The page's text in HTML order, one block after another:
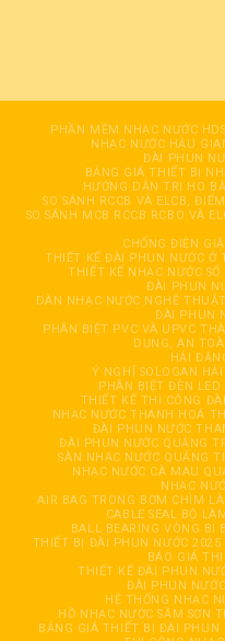
PHẦN MỀM NHẠC NƯỚC
NHẠC NƯỚC HẬU
ĐÀI PHUN
BẢNG GIÁ THIẾT BỊ
HƯỚNG DẪN TRỊ HO
SO SÁNH RCCB VÀ ELCB,
SO SÁNH MCB RCCB RCBO VÀ
CHỐNG ĐIỆN
THIẾT KẾ ĐÀI PHUN NƯỚC Ở
THIẾT KẾ NHẠC NƯỚC
ĐÀI PHUN
DÀN NHẠC NƯỚC NGHỆ
ĐÀI PHUN
PHÂN BIỆT PVC VÀ UPVC
DỤNG, AN
HẢI
Ý NGHĨ SOLOGAN
PHÂN BIỆT ĐÈN
THIẾT KẾ THI CÔNG
NHẠC NƯỚC THANH HOÁ
ĐÀI PHUN NƯỚC
ĐÀI PHUN NƯỚC QUẢNG
SÀN NHẠC NƯỚC QUẢNG
NHẠC NƯỚC CÀ MAU
NHẠC
AIR BAG TRONG BƠM CHÌM
CABLE SEAL BỘ
BALL BEARING VÒNG BI
THIẾT BỊ ĐÀI PHUN NƯỚC 2025
BÁO GIÁ
THIẾT KẾ ĐÀI PHUN
ĐÀI PHUN
HỆ THỐNG NHẠC
HỒ NHẠC NƯỚC SẦM SƠN
BẢNG GIÁ THIẾT BỊ ĐÀI